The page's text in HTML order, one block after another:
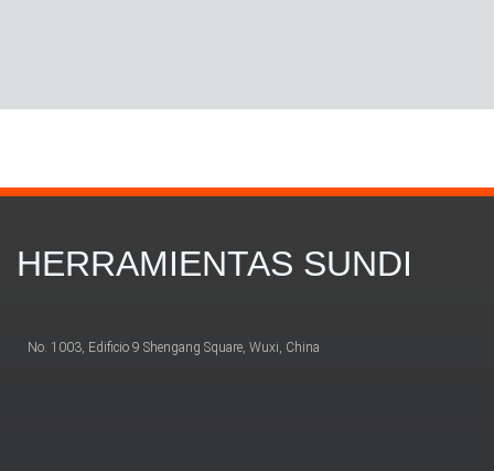
HERRAMIENTAS SUNDI
No. 1003, Edificio 9 Shengang Square, Wuxi, China